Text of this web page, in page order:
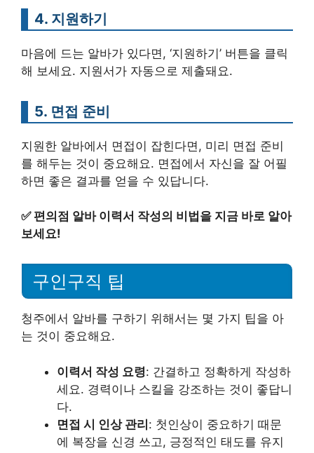
4. 지원하기
마음에 드는 알바가 있다면, ‘지원하기’ 버튼을 클릭
해 보세요. 지원서가 자동으로 제출돼요.
5. 면접 준비
지원한 알바에서 면접이 잡힌다면, 미리 면접 준비
를 해두는 것이 중요해요. 면접에서 자신을 잘 어필
하면 좋은 결과를 얻을 수 있답니다.
✅ 편의점 알바 이력서 작성의 비법을 지금 바로 알아
보세요!
구인구직 팁
청주에서 알바를 구하기 위해서는 몇 가지 팁을 아
는 것이 중요해요.
이력서 작성 요령: 간결하고 정확하게 작성하
세요. 경력이나 스킬을 강조하는 것이 좋답니
다.
면접 시 인상 관리: 첫인상이 중요하기 때문
에 복장을 신경 쓰고, 긍정적인 태도를 유지